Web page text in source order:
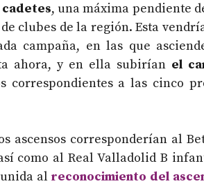
, una máxima pendiente
clubes de la región. Esta
campaña, en las que
ahora, y en ella subirían el
correspondientes a las cinco
ascensos corresponderían al
como al Real Valladolid B
al reconocimiento del